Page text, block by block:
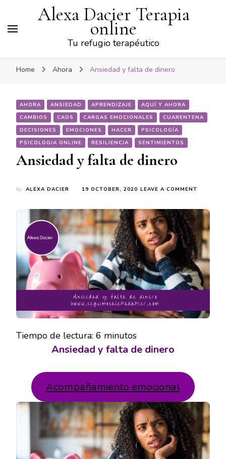
Alexa Dacier Terapia
online
Tu refugio terapéutico
Home Ahora Ansiedad y falta de dinero
AHORA ANSIEDAD APRENDIZAJE
AQUÍ Y AHORA
CAMBIOS
CAOS CARGAS EMOCIONALES
CUARENTENA
DECISIONES
EMOCIONES HACER
PSICOLOGÍA
PSICOLOGIA ONLINE
RESILIENCIA SENTIMIENTOS
Ansiedad y falta de dinero
by ALEXA DACIER 19 OCTOBER, 2020 LEAVE A COMMENT
FALTA
DE
DINERO
Tiempo de lectura: 6 minutos
Ansiedad y falta de dinero
Acompañamiento emocional